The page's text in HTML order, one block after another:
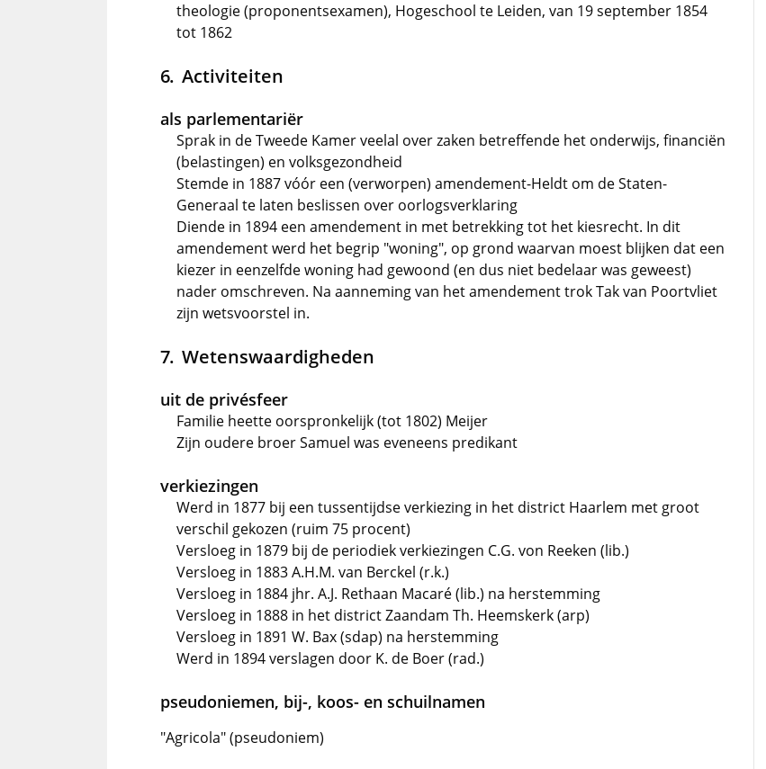
theologie (proponentsexamen), Hogeschool te Leiden, van 19 september 1854
tot 1862
Activiteiten
als parlementariër
Sprak in de Tweede Kamer veelal over zaken betreffende het onderwijs, financiën
(belastingen) en volksgezondheid
Stemde in 1887 vóór een (verworpen) amendement-Heldt om de Staten-
Generaal te laten beslissen over oorlogsverklaring
Diende in 1894 een amendement in met betrekking tot het kiesrecht. In dit
amendement werd het begrip "woning", op grond waarvan moest blijken dat een
kiezer in eenzelfde woning had gewoond (en dus niet bedelaar was geweest)
nader omschreven. Na aanneming van het amendement trok Tak van Poortvliet
zijn wetsvoorstel in.
Wetenswaardigheden
uit de privésfeer
Familie heette oorspronkelijk (tot 1802) Meijer
Zijn oudere broer Samuel was eveneens predikant
verkiezingen
Werd in 1877 bij een tussentijdse verkiezing in het district Haarlem met groot
verschil gekozen (ruim 75 procent)
Versloeg in 1879 bij de periodiek verkiezingen C.G. von Reeken (lib.)
Versloeg in 1883 A.H.M. van Berckel (r.k.)
Versloeg in 1884 jhr. A.J. Rethaan Macaré (lib.) na herstemming
Versloeg in 1888 in het district Zaandam Th. Heemskerk (arp)
Versloeg in 1891 W. Bax (sdap) na herstemming
Werd in 1894 verslagen door K. de Boer (rad.)
pseudoniemen, bij-, koos- en schuilnamen
"Agricola" (pseudoniem)